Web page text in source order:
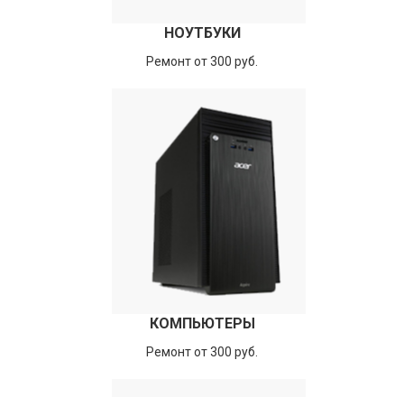
НОУТБУКИ
Ремонт от 300 руб.
КОМПЬЮТЕРЫ
Ремонт от 300 руб.